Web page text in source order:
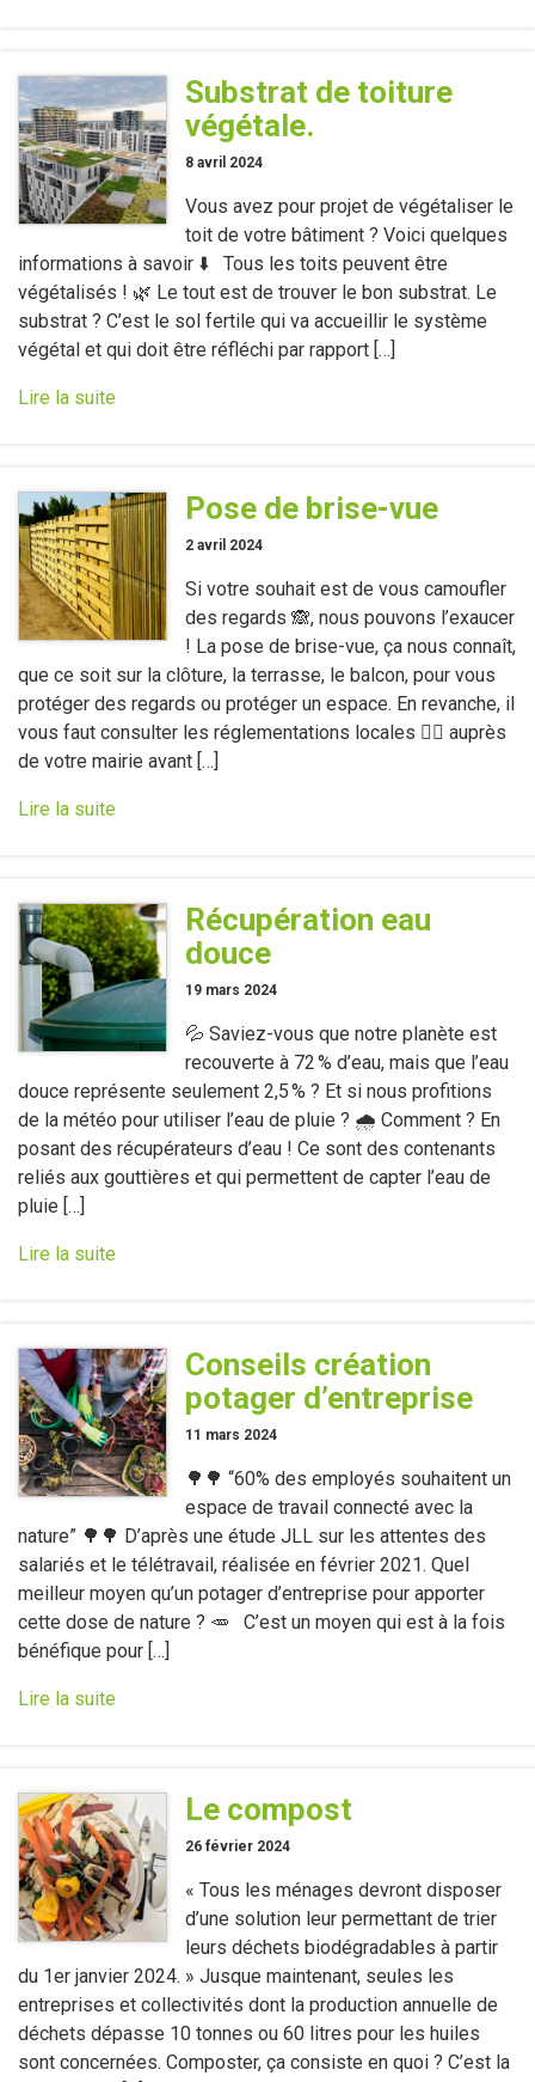
Substrat de toiture
végétale.
8 avril 2024
Vous avez pour projet de végétaliser le
toit de votre bâtiment ? Voici quelques
informations à savoir ⬇️ Tous les toits peuvent être
végétalisés ! 🌿 Le tout est de trouver le bon substrat. Le
substrat ? C’est le sol fertile qui va accueillir le système
végétal et qui doit être réfléchi par rapport […]
Lire la suite
Pose de brise-vue
2 avril 2024
Si votre souhait est de vous camoufler
des regards 🙈, nous pouvons l’exaucer
! La pose de brise-vue, ça nous connaît,
que ce soit sur la clôture, la terrasse, le balcon, pour vous
protéger des regards ou protéger un espace. En revanche, il
vous faut consulter les réglementations locales 👮‍♀️ auprès
de votre mairie avant […]
Lire la suite
Récupération eau
douce
19 mars 2024
💦 Saviez-vous que notre planète est
recouverte à 72 % d’eau, mais que l’eau
douce représente seulement 2,5 % ? Et si nous profitions
de la météo pour utiliser l’eau de pluie ? 🌧 Comment ? En
posant des récupérateurs d’eau ! Ce sont des contenants
reliés aux gouttières et qui permettent de capter l’eau de
pluie […]
Lire la suite
Conseils création
potager d’entreprise
11 mars 2024
🌳🌳 “60% des employés souhaitent un
espace de travail connecté avec la
nature” 🌳🌳 D’après une étude JLL sur les attentes des
salariés et le télétravail, réalisée en février 2021. Quel
meilleur moyen qu’un potager d’entreprise pour apporter
cette dose de nature ? 🥕 C’est un moyen qui est à la fois
bénéfique pour […]
Lire la suite
Le compost
26 février 2024
« Tous les ménages devront disposer
d’une solution leur permettant de trier
leurs déchets biodégradables à partir
du 1er janvier 2024. » Jusque maintenant, seules les
entreprises et collectivités dont la production annuelle de
déchets dépasse 10 tonnes ou 60 litres pour les huiles
sont concernées. Composter, ça consiste en quoi ? C’est la